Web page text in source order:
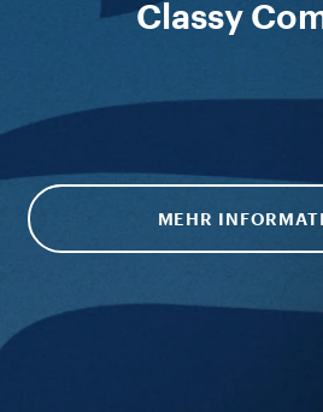
Classy
MEHR